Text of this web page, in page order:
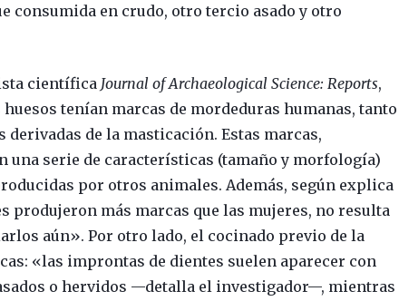
consumida en crudo, otro tercio asado y otro
científica Journal of Archaeological Science: Reports,
tenían marcas de mordeduras humanas, tanto
de la masticación. Estas marcas,
una serie de características (tamaño y morfología)
por otros animales. Además, según explica
produjeron más marcas que las mujeres, no resulta
aún». Por otro lado, el cocinado previo de la
«las improntas de dientes suelen aparecer con
o hervidos —detalla el investigador—, mientras